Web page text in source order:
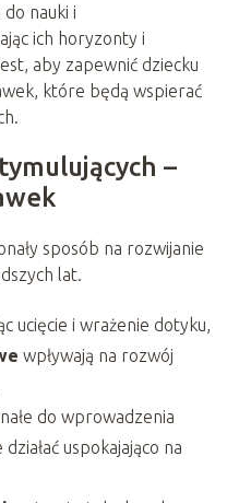
nauki i
ich horyzonty i
aby zapewnić dziecku
które będą wspierać
–
sposób na rozwijanie
lat.
ucięcie i wrażenie dotyku,
wpływają na rozwój
do wprowadzenia
uspokajająco na